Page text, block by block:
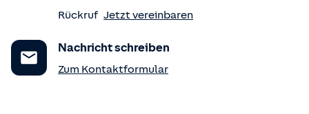
Rückruf Jetzt vereinbaren
Nachricht schreiben
Zum Kontaktformular